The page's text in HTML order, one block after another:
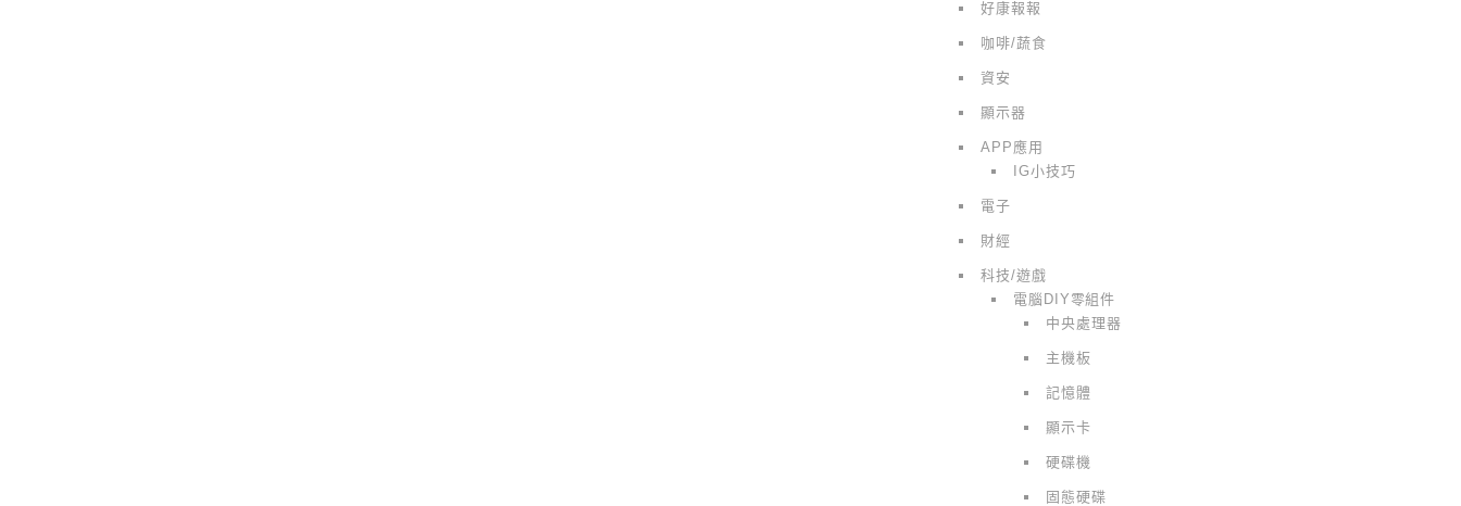
好康報報
咖啡/蔬食
資安
顯示器
APP應用
IG小技巧
電子
財經
科技/遊戲
電腦DIY零組件
中央處理器
主機板
記憶體
顯示卡
硬碟機
固態硬碟